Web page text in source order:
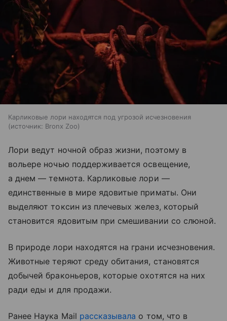
Карликовые лори находятся под угрозой исчезновения
источник: Bronx Zoo
Лори ведут ночной образ жизни, поэтому в
вольере ночью поддерживается освещение,
а днем — темнота. Карликовые лори —
единственные в мире ядовитые приматы. Они
выделяют токсин из плечевых желез, который
становится ядовитым при смешивании со слюной.
В природе лори находятся на грани исчезновения.
Животные теряют среду обитания, становятся
добычей браконьеров, которые охотятся на них
ради еды и для продажи.
Ранее Наука Mail рассказывала о том, что в